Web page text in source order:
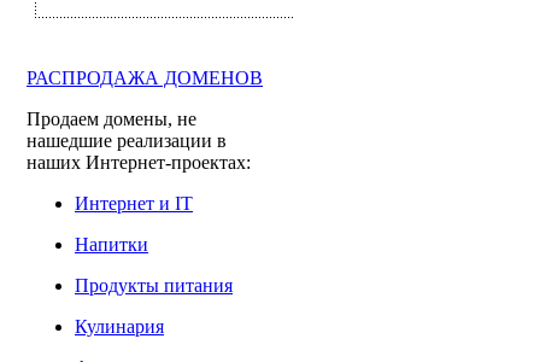
РАСПРОДАЖА ДОМЕНОВ
Продаем домены, не
нашедшие реализации в
наших Интернет-проектах:
Интернет и IT
Напитки
Продукты питания
Кулинария